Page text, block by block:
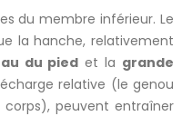
du membre inférieur. Le
la hanche, relativement
du pied et la grande
relative (le genou
peuvent entraîner